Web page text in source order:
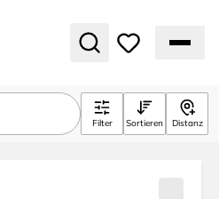
Filter Sortieren Distanz